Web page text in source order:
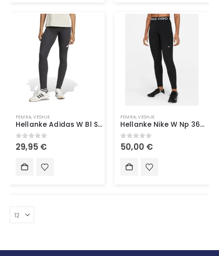
FEMRA,VESHJE
Hellanke Adidas W Bl Sj Leg
0out of 5
29,95 €
FEMRA,VESHJE
Hellanke Nike W Np 365 Tight
0out of 5
50,00 €